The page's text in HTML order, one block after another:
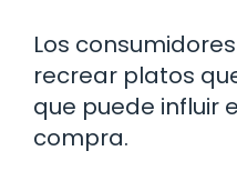
Los
recrear platos
que puede influir
compra.